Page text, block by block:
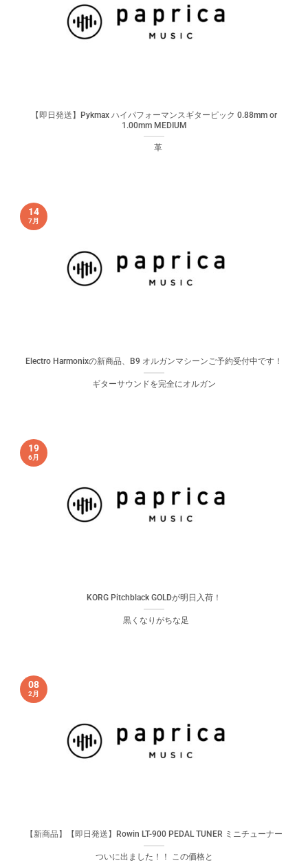
【即日発送】Pykmax ハイパフォーマンスギターピック 0.88mm or
1.00mm MEDIUM
革
Electro Harmonixの新商品、B9 オルガンマシーンご予約受付中です！
ギターサウンドを完全にオルガン
14
7月
KORG Pitchblack GOLDが明日入荷！
黒くなりがちな足
19
6月
【新商品】【即日発送】Rowin LT-900 PEDAL TUNER ミニチューナー
ついに出ました！！ この価格と
08
2月